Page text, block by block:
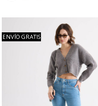
ENVÍO GRATIS